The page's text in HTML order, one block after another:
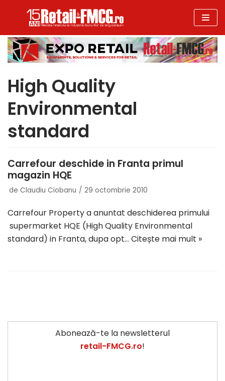
la
conținut
High Quality
Environmental
standard
Carrefour deschide in Franta primul
magazin HQE
de Claudiu Ciobanu 29 octombrie 2010
Carrefour Property a anuntat deschiderea primului
supermarket HQE (High Quality Environmental
standard) in Franta, dupa opt… Citește mai mult »
Abonează-te la newsletterul
retail-FMCG.ro!